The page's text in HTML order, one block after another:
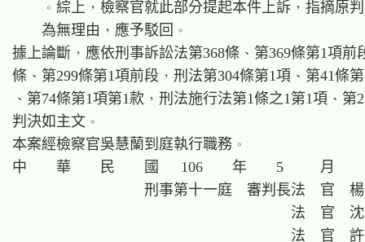
。綜上，檢察官就此部分提起本件上訴，指摘原
    為無理由，應予駁回。
據上論斷，應依刑事訴訟法第368條、第369條第1項前
條、第299條第1項前段，刑法第304條第1項、第41條
、第74條第1項第1款，刑法施行法第1條之1第1項、第
判決如主文。
本案經檢察官吳慧蘭到庭執行職務。
中    華    民    國   106    年    5     月
刑事第十一庭  審判長法  官
法  官
法  官